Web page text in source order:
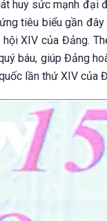
huy sức mạnh đại
tiêu biểu gần
XIV của Đảng.
báu, giúp Đảng
lần thứ XIV của